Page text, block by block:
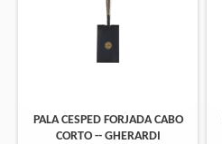
PALA CESPED FORJADA CABO
CORTO -- GHERARDI